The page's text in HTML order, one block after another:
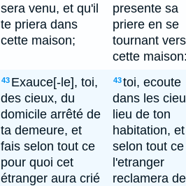
sera venu, et qu'il
te priera dans
cette maison;
presente sa
priere en se
tournant vers
cette
43 Exauce[-le], toi,
des cieux, du
domicile arrêté de
ta demeure, et
fais selon tout ce
pour quoi cet
étranger aura crié
43toi, ecoute
dans les
lieu de ton
habitation,
selon tout
l'etranger
reclamera